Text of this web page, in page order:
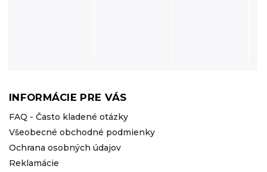
INFORMÁCIE PRE VÁS
FAQ - Často kladené otázky
Všeobecné obchodné podmienky
Ochrana osobných údajov
Reklamácie